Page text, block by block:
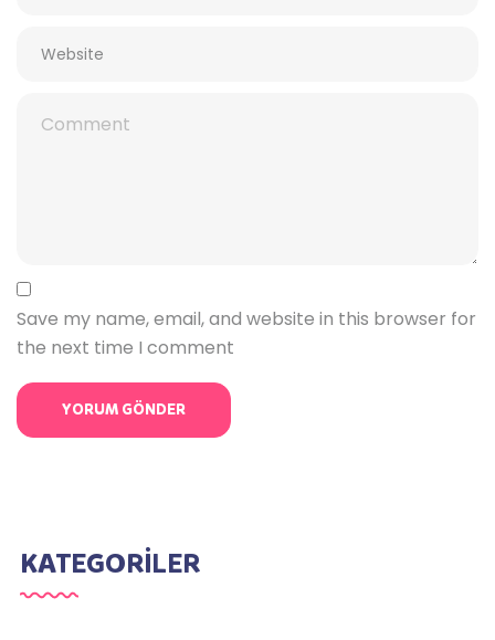
Save my name, email, and website in this browser for
the next time I comment
KATEGORİLER